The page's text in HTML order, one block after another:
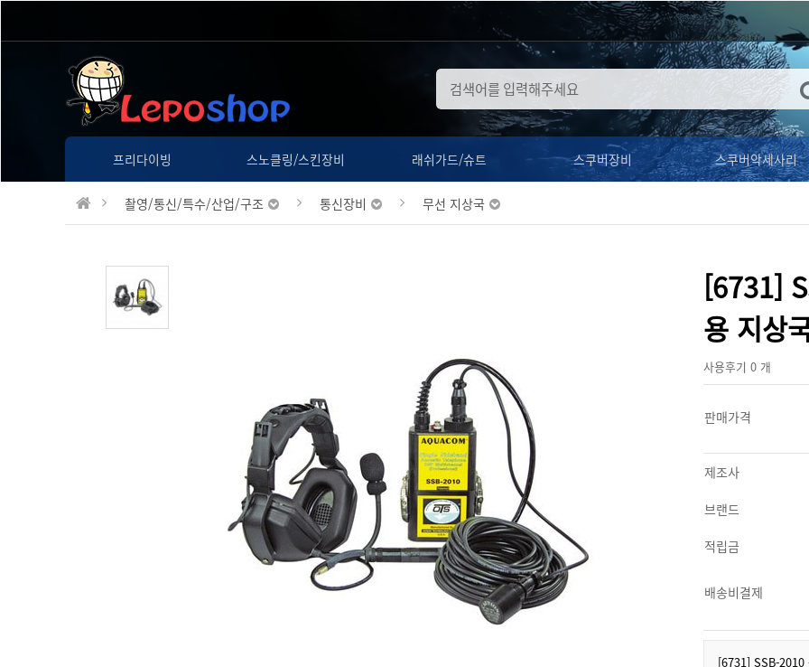
프리다이빙 스노클링/스킨장비 래쉬가드/슈트 스쿠버장비 스쿠버악세사리
촬영/통신/특수/산업/구조 통신장비 무선 지상국
[6731]
용 지상
사용후기 0 개
판매가격
제조사
브랜드
적립금
배송비결제
[6731] SSB-2010